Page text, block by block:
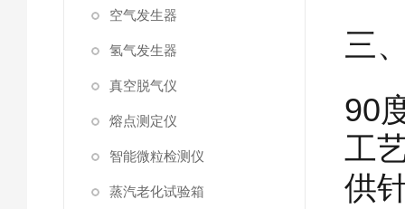
空气发生器
氢气发生器
真空脱气仪
熔点测定仪
智能微粒检测仪
蒸汽老化试验箱
三
90
工
供